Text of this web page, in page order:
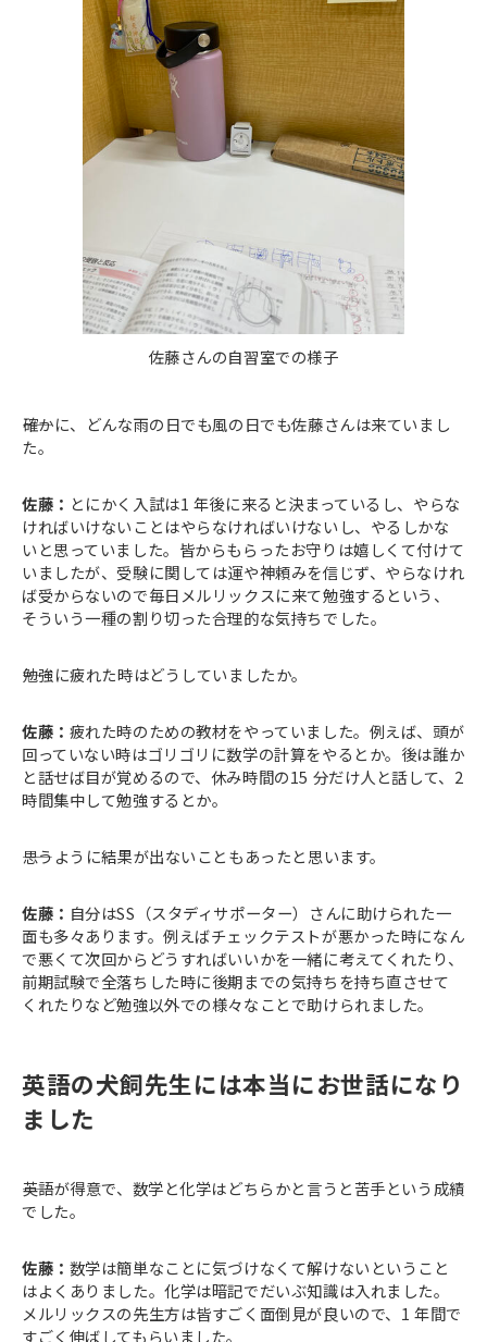
佐藤さんの自習室での様子
――確かに、どんな雨の日でも風の日でも佐藤さんは来ていまし
た。
佐藤： とにかく入試は1 年後に来ると決まっているし、やらな
ければいけないことはやらなければいけないし、やるしかな
いと思っていました。皆からもらったお守りは嬉しくて付けて
いましたが、受験に関しては運や神頼みを信じず、やらなけれ
ば受からないので毎日メルリックスに来て勉強するという、
そういう一種の割り切った合理的な気持ちでした。
――勉強に疲れた時はどうしていましたか。
佐藤： 疲れた時のための教材をやっていました。例えば、頭が
回っていない時はゴリゴリに数学の計算をやるとか。後は誰か
と話せば目が覚めるので、休み時間の15 分だけ人と話して、2
時間集中して勉強するとか。
――思うように結果が出ないこともあったと思います。
佐藤： 自分はSS（スタディサポーター）さんに助けられた一
面も多々あります。例えばチェックテストが悪かった時になん
で悪くて次回からどうすればいいかを一緒に考えてくれたり、
前期試験で全落ちした時に後期までの気持ちを持ち直させて
くれたりなど勉強以外での様々なことで助けられました。
英語の犬飼先生には本当にお世話になり
ました
――英語が得意で、数学と化学はどちらかと言うと苦手という成績
でした。
佐藤： 数学は簡単なことに気づけなくて解けないということ
はよくありました。化学は暗記でだいぶ知識は入れました。
メルリックスの先生方は皆すごく面倒見が良いので、1 年間で
すごく伸ばしてもらいました。